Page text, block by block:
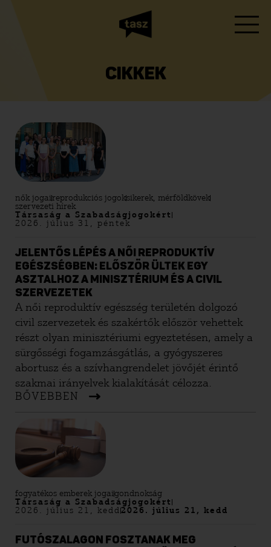
CIKKEK
nők jogaireprodukciós jogoksikerek, mérföldkövek
szervezeti hírek
Társaság a Szabadságjogokért
2026. július 31, péntek
JELENTŐS LÉPÉS A NŐI REPRODUKTÍV
EGÉSZSÉGBEN: ELŐSZÖR ÜLTEK EGY
ASZTALHOZ A MINISZTÉRIUM ÉS A CIVIL
SZERVEZETEK
A női reproduktív egészség területén dolgozó
civil szervezetek és szakértők először vehettek
részt olyan minisztériumi egyeztetésen, amely a
sürgősségi fogamzásgátlás, a gyógyszeres
abortusz és a szívhangrendelet jövőjét érintő
szakmai irányelvek kialakítását célozza.
BŐVEBBEN
fogyatékos emberek jogaigondnokság
Társaság a Szabadságjogokért
2026. július 21, kedd2026. július 21, kedd
FUTÓSZALAGON FOSZTANAK MEG